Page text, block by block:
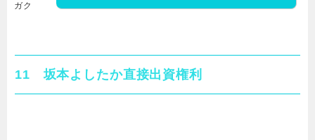
ガク
11 坂本よしたか直接出資権利